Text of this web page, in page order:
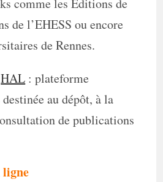
comme les Editions de
de l’EHESS ou encore
de Rennes.
HAL : plateforme
au dépôt, à la
de publications